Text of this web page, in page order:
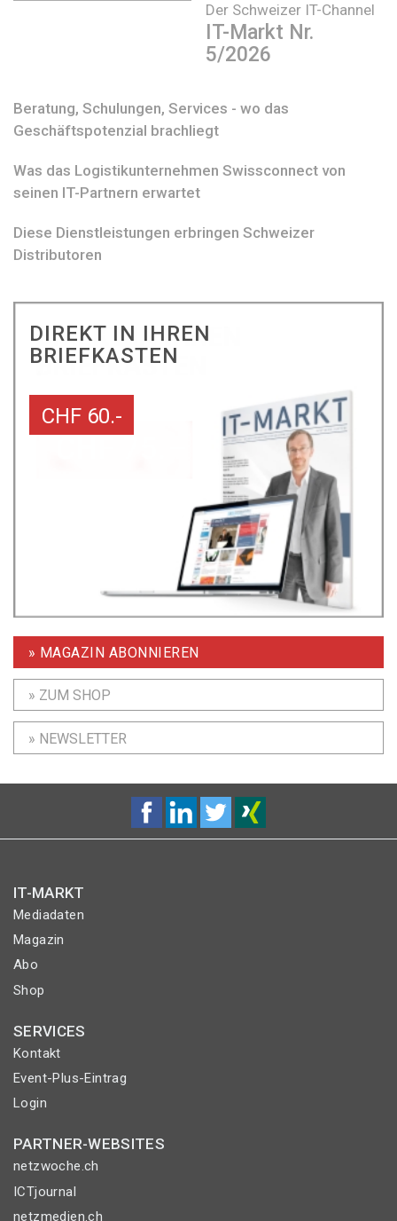
Der Schweizer IT-Channel
IT-Markt Nr.
5/2026
Beratung, Schulungen, Services - wo das
Geschäftspotenzial brachliegt
Was das Logistikunternehmen Swissconnect von
seinen IT-Partnern erwartet
Diese Dienstleistungen erbringen Schweizer
Distributoren
DIREKT IN IHREN
BRIEFKASTEN
CHF 60.-
» MAGAZIN ABONNIEREN
» ZUM SHOP
» NEWSLETTER
IT-MARKT
Mediadaten
Magazin
Abo
Shop
SERVICES
Kontakt
Event-Plus-Eintrag
Login
PARTNER-WEBSITES
netzwoche.ch
ICTjournal
netzmedien.ch